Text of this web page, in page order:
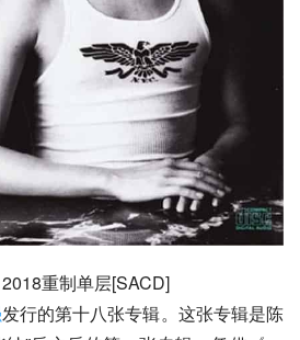
重制单层[SACD]
发行的第十八张专辑。这张专辑是陈